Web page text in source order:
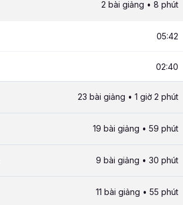
2 bài giảng • 8 phút
05:42
02:40
23 bài giảng • 1 giờ 2 phút
19 bài giảng • 59 phút
9 bài giảng • 30 phút
11 bài giảng • 55 phút